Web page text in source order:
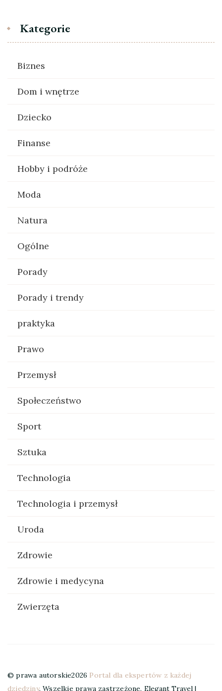
Kategorie
Biznes
Dom i wnętrze
Dziecko
Finanse
Hobby i podróże
Moda
Natura
Ogólne
Porady
Porady i trendy
praktyka
Prawo
Przemysł
Społeczeństwo
Sport
Sztuka
Technologia
Technologia i przemysł
Uroda
Zdrowie
Zdrowie i medycyna
Zwierzęta
© prawa autorskie2026 Portal dla ekspertów z każdej
dziedziny. Wszelkie prawa zastrzeżone. Elegant Travel |